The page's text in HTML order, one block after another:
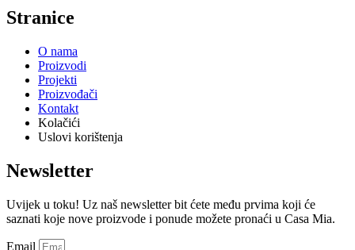
Stranice
O nama
Proizvodi
Projekti
Proizvođači
Kontakt
Kolačići
Uslovi korištenja
Newsletter
Uvijek u toku! Uz naš newsletter bit ćete među prvima koji će
saznati koje nove proizvode i ponude možete pronaći u Casa Mia.
Email